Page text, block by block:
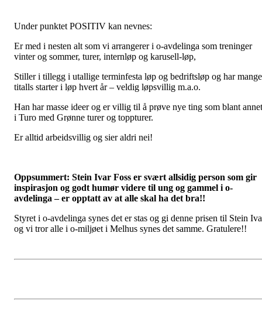
Under punktet POSITIV kan nevnes:
Er med i nesten alt som vi arrangerer i o-avdelinga som treninger
vinter og sommer, turer, internløp og karusell-løp,
Stiller i tillegg i utallige terminfesta løp og bedriftsløp og har mange
titalls starter i løp hvert år – veldig løpsvillig m.a.o.
Han har masse ideer og er villig til å prøve nye ting som blant annet
i Turo med Grønne turer og toppturer.
Er alltid arbeidsvillig og sier aldri nei!
Oppsummert: Stein Ivar Foss er svært allsidig person som gir
inspirasjon og godt humør videre til ung og gammel i o-
avdelinga – er opptatt av at alle skal ha det bra!!
Styret i o-avdelinga synes det er stas og gi denne prisen til Stein
og vi tror alle i o-miljøet i Melhus synes det samme. Gratulere!!